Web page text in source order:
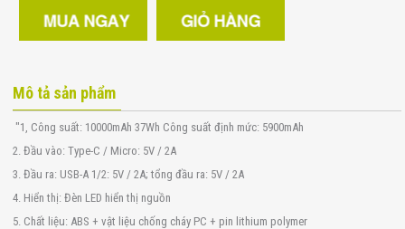
Mô tả sản phẩm
"1, Công suất: 10000mAh 37Wh Công suất định mức: 5900mAh
2. Đầu vào: Type-C / Micro: 5V / 2A
3. Đầu ra: USB-A 1/2: 5V / 2A; tổng đầu ra: 5V / 2A
4. Hiển thị: Đèn LED hiển thị nguồn
5. Chất liệu: ABS + vật liệu chống cháy PC + pin lithium polymer